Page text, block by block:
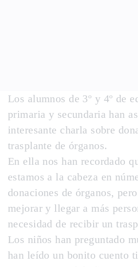
Los alumnos de 3º y 4º de
primaria y secundaria han
interesante charla sobre
trasplante de órganos.
En ella nos han recordado
estamos a la cabeza en
donaciones de órganos,
mejorar y llegar a más
necesidad de recibir un
Los niños han preguntado
han leído un bonito cuento